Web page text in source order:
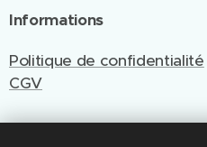
Informations
Politique de confidentialité
CGV